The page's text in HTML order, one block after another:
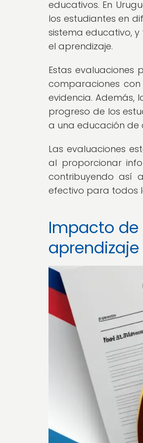
educativos. En
los estudiantes en
sistema educativo,
el aprendizaje.
Estas evaluaciones
comparaciones
evidencia. Además,
progreso de los
a una educación de
Las evaluaciones
al proporcionar
contribuyendo así
efectivo para todos
Impacto de